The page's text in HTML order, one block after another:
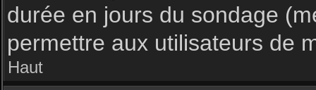
durée en jours du sondage
permettre aux utilisateurs de
Haut